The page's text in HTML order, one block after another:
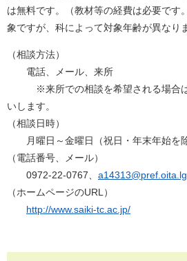
は無料です。（教材等の経費は必要です
象ですが、科によって対象年齢が異なり
（相談方法）
電話、メール、来所
※来所での相談を希望される場合は
いします。
（相談日時）
月曜日～金曜日（祝日・年末年始を
（電話番号、メール）
0972-22-0767、
（ホームページのURL）
http://www.saiki-tc.ac.jp/